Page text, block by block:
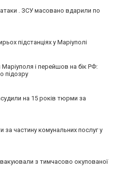
. ЗСУ масовано вдарили по
підстанціях у Маріуполі
і перейшов на бік РФ:
підозру
на 15 років тюрми за
за частину комунальних послуг у
з тимчасово окупованої